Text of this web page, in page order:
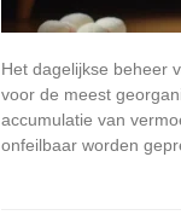
Het dagelijkse beheer
voor de meest
accumulatie van
onfeilbaar worden